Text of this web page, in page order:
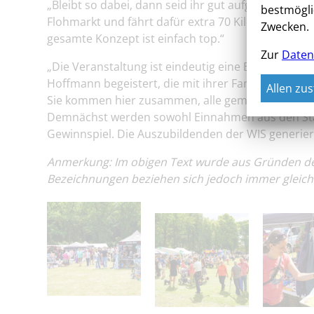
„Bleibt so dabei, dann seid ihr gut aufgestellt“,
Flohmarkt und fährt dafür extra 70 Kilometer von
gesamte Konzept ist einfach top.“
„Die Veranstaltung ist eindeutig eine
Hoffmann begeistert, die mit ihrer Familie den
Sie kommen hier zusammen, alle gemeinsam tun
Demnächst werden sowohl Einnahmen aus den
Gewinnspiel. Die Auszubildenden der WIS
Anmerkung: Im obigen Text wurde aus Gründen
Bezeichnungen beziehen sich jedoch immer
Zwecken.
Zur
Allen